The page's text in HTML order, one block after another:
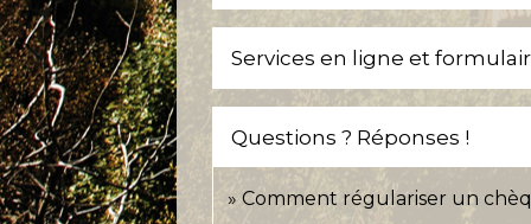
Services en ligne et
Questions ? Réponses !
Comment régulariser un